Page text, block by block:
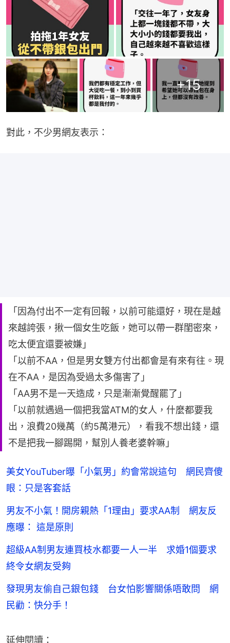
+15
對此，不少男網友表示：
「因為付出不一定有回報，以前可能還好，現在是越
來越誇張，揪一個女生吃飯，她可以帶一群閨密來，
吃太便宜還要被嫌」
「以前不AA，但是男女雙方付出都會是有來有往。現
在不AA，是因為受過太多傷害了」
「AA男不是一天造成，只是漸漸覺醒罷了」
「以前就遇過一個把我當ATM的女人，什麼都要我
出，浪費20幾萬（約5萬港元），看我不想出錢，還
不是把我一腳踢開，幫別人養老婆幹嘛」
美女YouTuber曝「小氣男」約會常說這句 網民齊傻
眼：只是客套話
男友不小氣！開房親熱「1理由」要求AA制 網友反
應曝： 這是原則
超級AA制男友連買枝水都要一人一半 求婚1個要求
終令女網友受夠
發現男友偷自己銀包錢 台女怕影響關係唔敢問 網
民勸：快分手！
延伸閱讀：